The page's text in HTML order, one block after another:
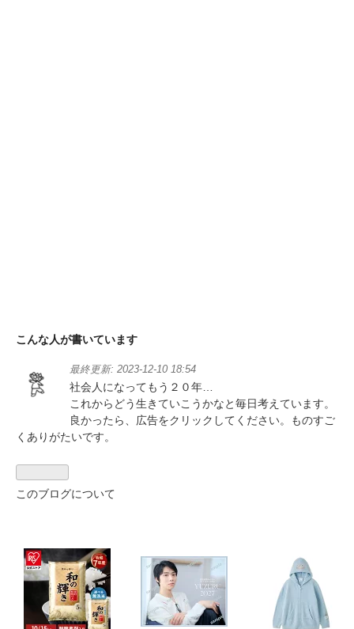
こんな人が書いています
最終更新: 2023-12-10 18:54
社会人になってもう２０年…
これからどう生きていこうかなと毎日考えています。
良かったら、広告をクリックしてください。ものすご
くありがたいです。
このブログについて